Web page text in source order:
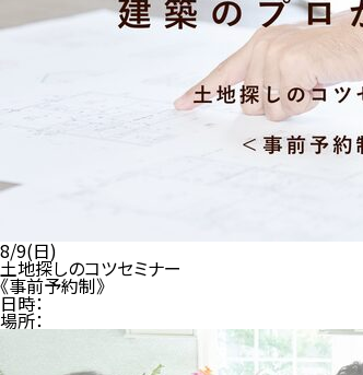
8/9(日)
土地探しのコツセミナー
《事前予約制》
日時：
場所：